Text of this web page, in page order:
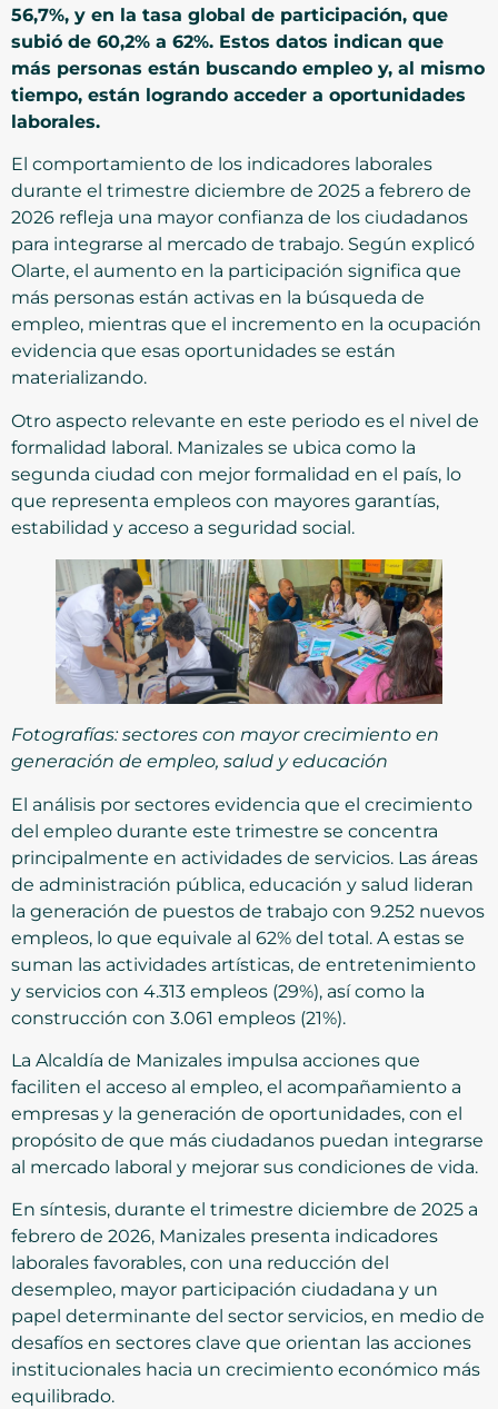
56,7%, y en la tasa global de participación, que
subió de 60,2% a 62%. Estos datos indican que
más personas están buscando empleo y, al mismo
tiempo, están logrando acceder a oportunidades
laborales.
El comportamiento de los indicadores laborales
durante el trimestre diciembre de 2025 a febrero de
2026 refleja una mayor confianza de los ciudadanos
para integrarse al mercado de trabajo. Según explicó
Olarte, el aumento en la participación significa que
más personas están activas en la búsqueda de
empleo, mientras que el incremento en la ocupación
evidencia que esas oportunidades se están
materializando.
Otro aspecto relevante en este periodo es el nivel de
formalidad laboral. Manizales se ubica como la
segunda ciudad con mejor formalidad en el país, lo
que representa empleos con mayores garantías,
estabilidad y acceso a seguridad social.
Fotografías: sectores con mayor crecimiento en
generación de empleo, salud y educación
El análisis por sectores evidencia que el crecimiento
del empleo durante este trimestre se concentra
principalmente en actividades de servicios. Las áreas
de administración pública, educación y salud lideran
la generación de puestos de trabajo con 9.252 nuevos
empleos, lo que equivale al 62% del total. A estas se
suman las actividades artísticas, de entretenimiento
y servicios con 4.313 empleos (29%), así como la
construcción con 3.061 empleos (21%).
La Alcaldía de Manizales impulsa acciones que
faciliten el acceso al empleo, el acompañamiento a
empresas y la generación de oportunidades, con el
propósito de que más ciudadanos puedan integrarse
al mercado laboral y mejorar sus condiciones de vida.
En síntesis, durante el trimestre diciembre de 2025 a
febrero de 2026, Manizales presenta indicadores
laborales favorables, con una reducción del
desempleo, mayor participación ciudadana y un
papel determinante del sector servicios, en medio de
desafíos en sectores clave que orientan las acciones
institucionales hacia un crecimiento económico más
equilibrado.